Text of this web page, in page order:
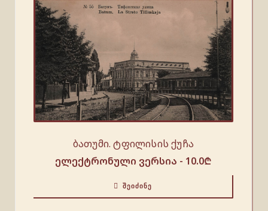
ბათუმი. ტფილისის ქუჩა
ელექტრონული ვერსია - 10.0₾
ᲨᲔᲘᲫᲘᲜᲔ